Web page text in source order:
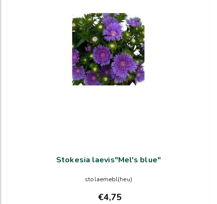
Stokesia laevis"Mel's blue"
stolaemebl(heu)
€4,75